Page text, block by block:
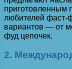
приготовленным
любителей фаст-
вариантов — от
фуд цепочек.
2.